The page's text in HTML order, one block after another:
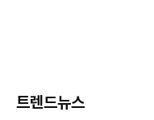
트렌드뉴스